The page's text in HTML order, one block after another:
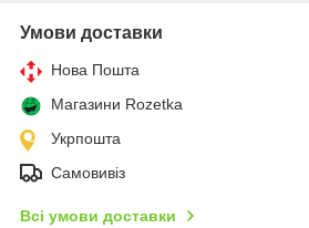
Умови доставки
Нова Пошта
Магазини Rozetka
Укрпошта
Самовивіз
Всі умови доставки